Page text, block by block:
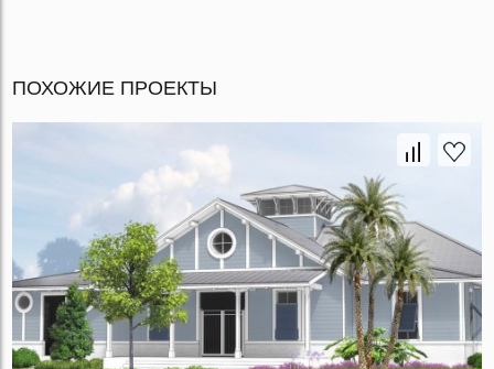
ПОХОЖИЕ ПРОЕКТЫ